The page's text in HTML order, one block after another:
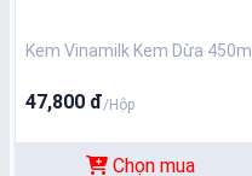
Kem Vinamilk Kem Dừa 450ml
47,800 đ/Hộp
Chọn mua